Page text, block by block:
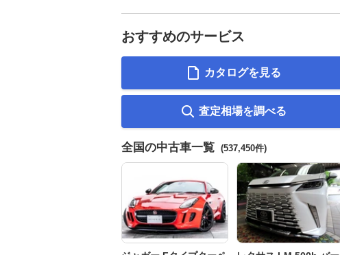
おすすめのサービス
カタログを見る
査定相場を調べる
全国の中古車一覧 (537,450件)